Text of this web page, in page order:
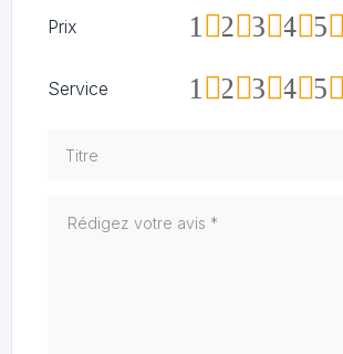
Prix 5
4
3
2
1
Service 5
4
3
2
1